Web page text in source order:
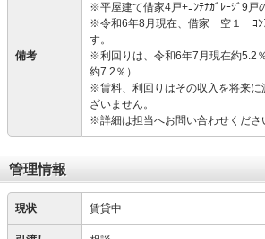
備考
※平屋建て借家4戸+ｺﾝﾃﾅｶﾞﾚｰｼﾞ9戸
※令和6年8月現在、借家 空１ ｺﾝ
す。
※利回りは、令和6年7月現在約5.2
約7.2％）
※賃料、利回りはその収入を将来に
ざいません。
※詳細は担当へお問い合わせくださ
管理情報
現状 賃貸中